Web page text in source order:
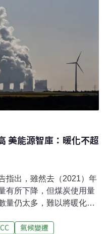
起「環保小股東」行動，
東會上發言權，在會中揭
東投資風險。綠色公民行
四大公司（俗稱台塑四
上；去年底，台塑集團承
年較2007年減排35%
美能源智庫：暖化不超
指出，雖然去（2021）年
有所下降，但煤炭使用量
量仍太多，難以將暖化溫
19大流行前，煤炭使用
氣候變遷